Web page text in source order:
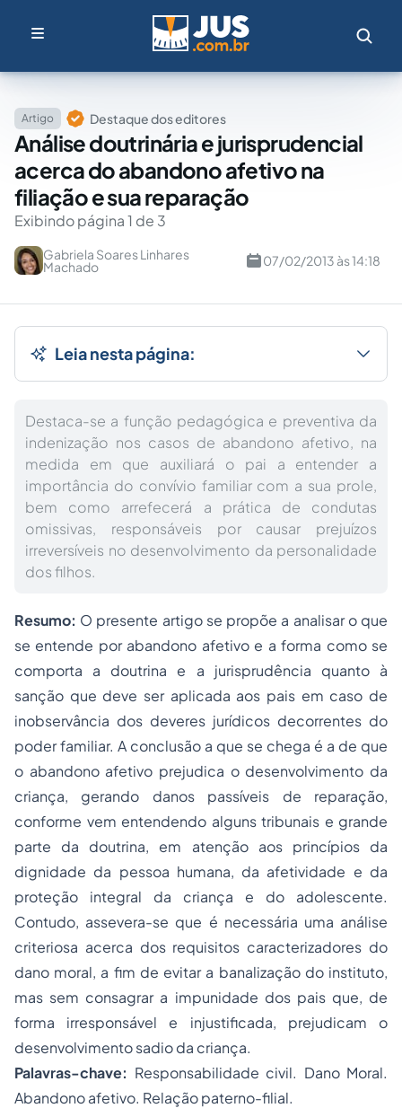
Artigo Destaque dos editores
Análise doutrinária e jurisprudencial
acerca do abandono afetivo na
filiação e sua reparação
Exibindo página 1 de 3
Gabriela Soares Linhares
Machado 07/02/2013 às 14:18
Leia nesta página:
Destaca-se a função pedagógica e preventiva da
indenização nos casos de abandono afetivo, na
medida em que auxiliará o pai a entender a
importância do convívio familiar com a sua prole,
bem como arrefecerá a prática de condutas
omissivas, responsáveis por causar prejuízos
irreversíveis no desenvolvimento da personalidade
dos filhos.
Resumo: O presente artigo se propõe a analisar o que
se entende por abandono afetivo e a forma como se
comporta a doutrina e a jurisprudência quanto à
sanção que deve ser aplicada aos pais em caso de
inobservância dos deveres jurídicos decorrentes do
poder familiar. A conclusão a que se chega é a de que
o abandono afetivo prejudica o desenvolvimento da
criança, gerando danos passíveis de reparação,
conforme vem entendendo alguns tribunais e grande
parte da doutrina, em atenção aos princípios da
dignidade da pessoa humana, da afetividade e da
proteção integral da criança e do adolescente.
Contudo, assevera-se que é necessária uma análise
criteriosa acerca dos requisitos caracterizadores do
dano moral, a fim de evitar a banalização do instituto,
mas sem consagrar a impunidade dos pais que, de
forma irresponsável e injustificada, prejudicam o
desenvolvimento sadio da criança.
Palavras-chave: Responsabilidade civil. Dano Moral.
Abandono afetivo. Relação paterno-filial.